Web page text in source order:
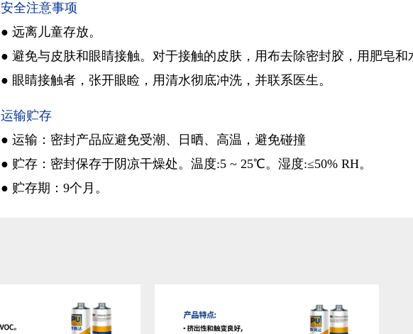
安全注意事项
● 远离儿童存放。
● 避免与皮肤和眼睛接触。对于接触的皮肤，用布去除密封胶，用肥皂和
● 眼睛接触者，张开眼睑，用清水彻底冲洗，并联系医生。
运输贮存
● 运输：密封产品应避免受潮、日晒、高温，避免碰撞
● 贮存：密封保存于阴凉干燥处。温度:5 ~ 25℃。湿度:≤50% RH。
● 贮存期：9个月。